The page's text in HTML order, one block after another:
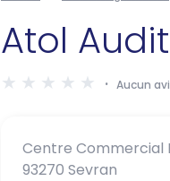
Atol
Aucun
Centre Commercial
93270 Sevran